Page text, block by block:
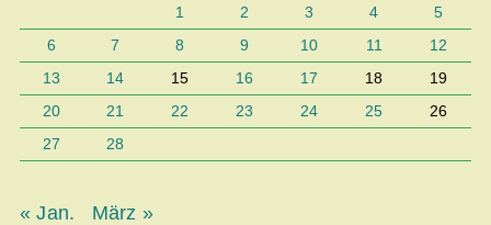
1 2 3 4
5
6
7 8 9 10 11
12
13
14 15 16 17 18
19
20
21 22 23 24 25
26
27
28
« Jan. März »